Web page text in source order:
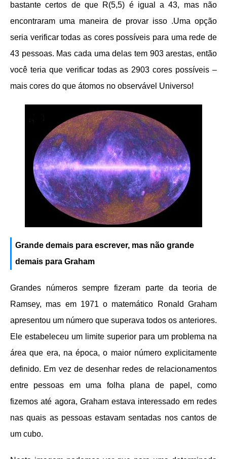
bastante certos de que R(5,5) é igual a 43, mas não
encontraram uma maneira de provar isso .Uma opção
seria verificar todas as cores possíveis para uma rede de
43 pessoas. Mas cada uma delas tem 903 arestas, então
você teria que verificar todas as 2903 cores possíveis –
mais cores do que átomos no observável Universo!
Grande demais para escrever, mas não grande
demais para Graham
Grandes números sempre fizeram parte da teoria de
Ramsey, mas em 1971 o matemático Ronald Graham
apresentou um número que superava todos os anteriores.
Ele estabeleceu um limite superior para um problema na
área que era, na época, o maior número explicitamente
definido. Em vez de desenhar redes de relacionamentos
entre pessoas em uma folha plana de papel, como
fizemos até agora, Graham estava interessado em redes
nas quais as pessoas estavam sentadas nos cantos de
um cubo.